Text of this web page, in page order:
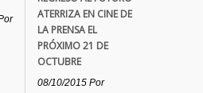
ATERRIZA EN CINE DE
LA PRENSA EL
PRÓXIMO 21 DE
OCTUBRE
08/10/2015 Por